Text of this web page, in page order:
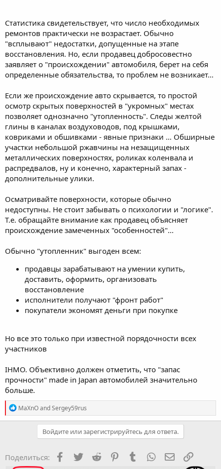
Статистика свидетельствует, что число необходимых
ремонтов практически не возрастает. Обычно
"всплывают" недостатки, допущенные на этапе
восстановления. Но, если продавец добросовестно
заявляет о "происхождении" автомобиля, берет на себя
определенные обязательства, то проблем не возникает…
Если же происхождение авто скрывается, то простой
осмотр скрытых поверхностей в "укромных" местах
позволяет однозначно "утопленность". Следы желтой
глины в каналах воздуховодов, под крышками,
ковриками и обшивками - явные признаки … Обширные
участки небольшой ржавчины на незащищенных
металлических поверхностях, роликах коленвала и
распредвалов, ну и конечно, характерный запах -
дополнительные улики.
Осматривайте поверхности, которые обычно
недоступны. Не стоит забывать о психологии и "логике".
Т.е. обращайте внимание как продавец объясняет
происхождение замеченных "особенностей"...
Обычно "утопленник" выгоден всем:
продавцы зарабатывают на умении купить,
доставить, оформить, организовать
восстановление
исполнители получают "фронт работ"
покупатели экономят деньги при покупке
Но все это только при известной порядочности всех
участников
IHMO. Объективно должен отметить, что "запас
прочности" made in Japan автомобилей значительно
больше.
R
e
a
o
n
MaXnOandSergey59rus
Войдите или зарегистрируйтесь для ответа.
Поделиться: Facebook
TwitterReddit PinterestTumblr WhatsApp Ссылка